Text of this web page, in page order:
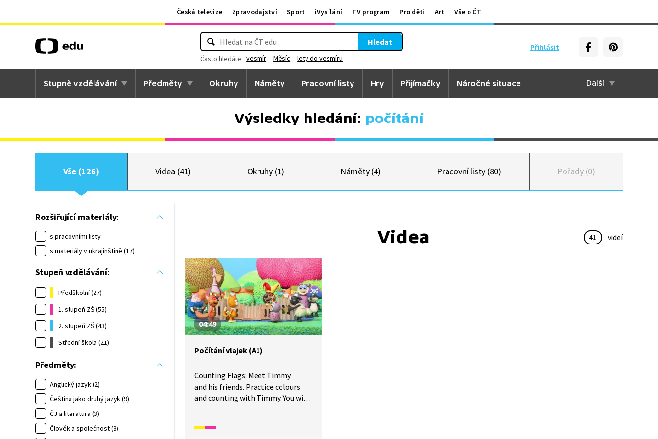
Česká televize Zpravodajství Sport iVysílání TV program Pro děti Art Vše o ČT
Přihlásit
Hledat
Často hledáte: vesmír Měsíc lety do vesmíru
Stupně vzdělávání Předměty Okruhy Náměty Pracovní listy Hry Přijímačky Náročné situace Další
Výsledky hledání: počítání
Vše (126) Videa (41) Okruhy (1) Náměty (4) Pracovní listy (80) Pořady (0)
Rozšiřující materiály:
s pracovními listy
s materiály v ukrajinštině (17)
Stupeň vzdělávání:
Předškolní (27)
1. stupeň ZŠ (55)
2. stupeň ZŠ (43)
Střední škola (21)
Předměty:
Anglický jazyk (2)
Čeština jako druhý jazyk (9)
ČJ a literatura (3)
Člověk a společnost (3)
Videa 41 videí
04:49
Počítání vlajek (A1)
Counting Flags: Meet Timmy
and his friends. Practice colours
and counting with Timmy. You will
many flags are in the castle that